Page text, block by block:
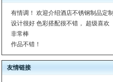
有情调！ 欢迎介绍酒店不锈钢制品定制
设计很好 色彩搭配很不错， 超级喜欢
非常棒
作品不错！
友情链接